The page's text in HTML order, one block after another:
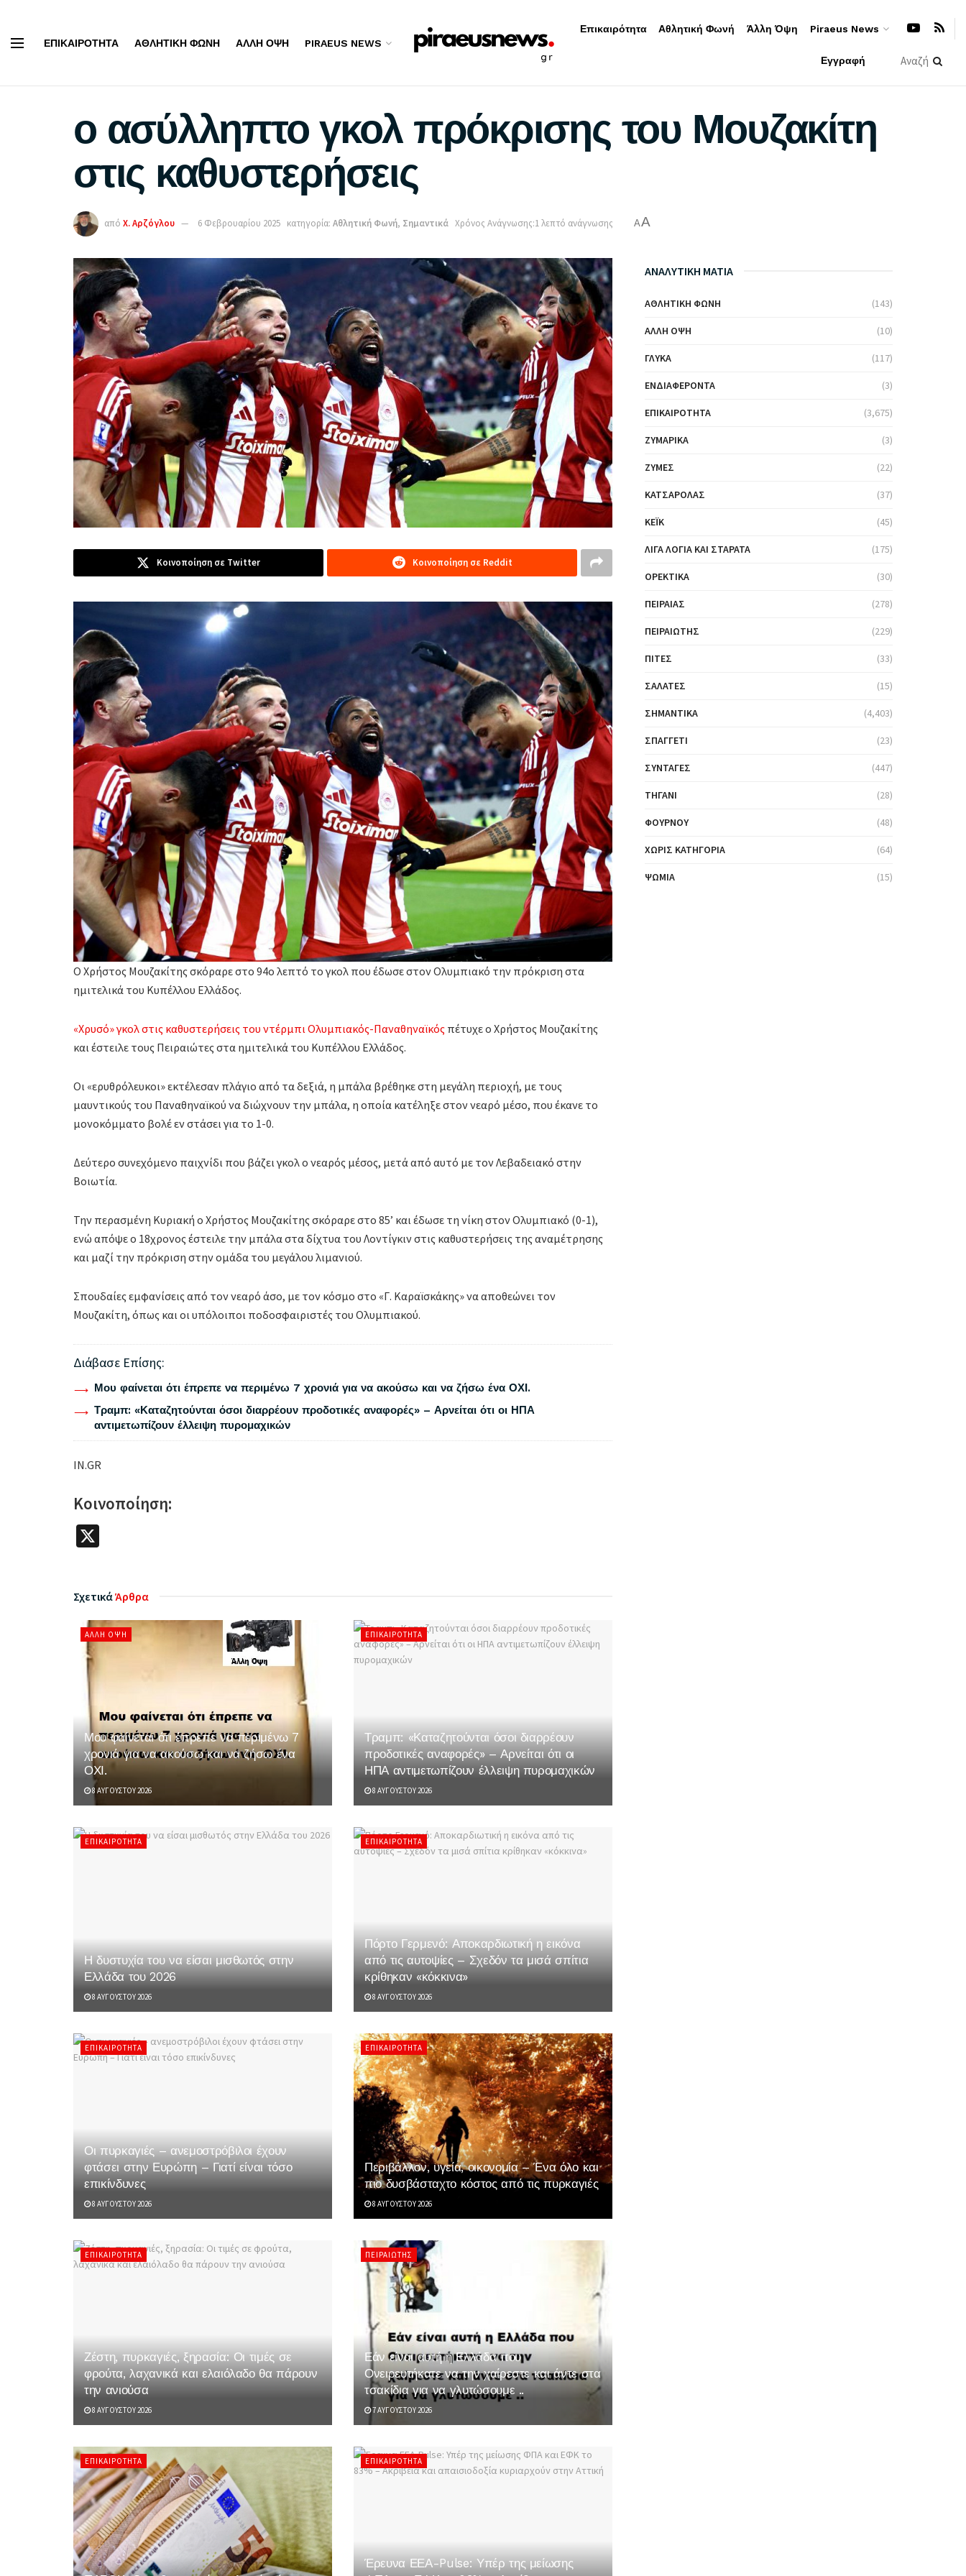
ΕΠΙΚΑΙΡΌΤΗΤΑ ΑΘΛΗΤΙΚΉ ΦΩΝΉ ΆΛΛΗ ΌΨΗ PIRAEUS NEWS
Επικαιρότητα Αθλητική Φωνή Άλλη Όψη Piraeus News
Εγγραφή
ο ασύλληπτο γκολ πρόκρισης του Μουζακίτη
στις καθυστερήσεις
από Χ. Αρζόγλου 6 Φεβρουαρίου 2025 κατηγορία: Αθλητική Φωνή, Σημαντικά Χρόνος Ανάγνωσης:1 λεπτό ανάγνωσης AA
Κοινοποίηση σε Twitter Κοινοποίηση σε Reddit
Ο Χρήστος Μουζακίτης σκόραρε στο 94ο λεπτό το γκολ που έδωσε στον Ολυμπιακό την πρόκριση στα
ημιτελικά του Κυπέλλου Ελλάδος.
«Χρυσό» γκολ στις καθυστερήσεις του ντέρμπι Ολυμπιακός-Παναθηναϊκός πέτυχε ο Χρήστος Μουζακίτης
και έστειλε τους Πειραιώτες στα ημιτελικά του Κυπέλλου Ελλάδος.
Οι «ερυθρόλευκοι» εκτέλεσαν πλάγιο από τα δεξιά, η μπάλα βρέθηκε στη μεγάλη περιοχή, με τους
μαυντικούς του Παναθηναϊκού να διώχνουν την μπάλα, η οποία κατέληξε στον νεαρό μέσο, που έκανε το
μονοκόμματο βολέ εν στάσει για το 1-0.
Δεύτερο συνεχόμενο παιχνίδι που βάζει γκολ ο νεαρός μέσος, μετά από αυτό με τον Λεβαδειακό στην
Βοιωτία.
Την περασμένη Κυριακή ο Χρήστος Μουζακίτης σκόραρε στο 85’ και έδωσε τη νίκη στον Ολυμπιακό (0-1),
ενώ απόψε ο 18χρονος έστειλε την μπάλα στα δίχτυα του Λοντίγκιν στις καθυστερήσεις της αναμέτρησης
και μαζί την πρόκριση στην ομάδα του μεγάλου λιμανιού.
Σπουδαίες εμφανίσεις από τον νεαρό άσο, με τον κόσμο στο «Γ. Καραϊσκάκης» να αποθεώνει τον
Μουζακίτη, όπως και οι υπόλοιποι ποδοσφαιριστές του Ολυμπιακού.
Διάβασε Επίσης:
Μου φαίνεται ότι έπρεπε να περιμένω 7 χρονιά για να ακούσω και να ζήσω ένα ΟΧΙ.
Τραμπ: «Καταζητούνται όσοι διαρρέουν προδοτικές αναφορές» – Αρνείται ότι οι ΗΠΑ
αντιμετωπίζουν έλλειψη πυρομαχικών
IN.GR
Κοινοποίηση:
ΣχετικάΆρθρα
ΆΛΛΗ ΌΨΗ
Μου φαίνεται ότι έπρεπε να περιμένω 7
χρονιά για να ακούσω και να ζήσω ένα
ΟΧΙ.
8 ΑΥΓΟΎΣΤΟΥ 2026
ΕΠΙΚΑΙΡΌΤΗΤΑ
Τραμπ: «Καταζητούνται όσοι διαρρέουν
προδοτικές αναφορές» – Αρνείται ότι οι
ΗΠΑ αντιμετωπίζουν έλλειψη πυρομαχικών
8 ΑΥΓΟΎΣΤΟΥ 2026
ΕΠΙΚΑΙΡΌΤΗΤΑ
Η δυστυχία του να είσαι μισθωτός στην
Ελλάδα του 2026
8 ΑΥΓΟΎΣΤΟΥ 2026
ΕΠΙΚΑΙΡΌΤΗΤΑ
Πόρτο Γερμενό: Αποκαρδιωτική η εικόνα
από τις αυτοψίες – Σχεδόν τα μισά σπίτια
κρίθηκαν «κόκκινα»
8 ΑΥΓΟΎΣΤΟΥ 2026
ΕΠΙΚΑΙΡΌΤΗΤΑ
Οι πυρκαγιές – ανεμοστρόβιλοι έχουν
φτάσει στην Ευρώπη – Γιατί είναι τόσο
επικίνδυνες
8 ΑΥΓΟΎΣΤΟΥ 2026
ΕΠΙΚΑΙΡΌΤΗΤΑ
Περιβάλλον, υγεία, οικονομία – Ένα όλο και
πιο δυσβάσταχτο κόστος από τις πυρκαγιές
8 ΑΥΓΟΎΣΤΟΥ 2026
ΕΠΙΚΑΙΡΌΤΗΤΑ
Ζέστη, πυρκαγιές, ξηρασία: Οι τιμές σε
φρούτα, λαχανικά και ελαιόλαδο θα πάρουν
την ανιούσα
8 ΑΥΓΟΎΣΤΟΥ 2026
ΠΕΙΡΑΙΏΤΗΣ
Εάν είναι αυτή η Ελλάδα που
Ονειρευτήκατε να την χαίρεστε και άντε στα
τσακίδια για να γλυτώσουμε ..
7 ΑΥΓΟΎΣΤΟΥ 2026
ΕΠΙΚΑΙΡΌΤΗΤΑ ΕΠΙΚΑΙΡΌΤΗΤΑ
Έρευνα ΕΕΑ-Pulse: Υπέρ της μείωσης
ΑΝΑΛΥΤΙΚΗ ΜΑΤΙΑ
ΑΘΛΗΤΙΚΉ ΦΩΝΉ (143)
ΆΛΛΗ ΌΨΗ (10)
ΓΛΥΚΆ (117)
ΕΝΔΙΑΦΈΡΟΝΤΑ (3)
ΕΠΙΚΑΙΡΌΤΗΤΑ (3,675)
ΖΥΜΑΡΙΚΆ (3)
ΖΎΜΕΣ (22)
ΚΑΤΣΑΡΌΛΑΣ (37)
ΚΈΙΚ (45)
ΛΊΓΑ ΛΌΓΙΑ ΚΑΙ ΣΤΑΡΆΤΑ (175)
ΟΡΕΚΤΙΚΆ (30)
ΠΕΙΡΑΙΆΣ (278)
ΠΕΙΡΑΙΏΤΗΣ (229)
ΠΊΤΕΣ (33)
ΣΑΛΆΤΕΣ (15)
ΣΗΜΑΝΤΙΚΆ (4,403)
ΣΠΑΓΓΈΤΙ (23)
ΣΥΝΤΑΓΈΣ (447)
ΤΗΓΆΝΙ (28)
ΦΟΎΡΝΟΥ (48)
ΧΩΡΊΣ ΚΑΤΗΓΟΡΊΑ (64)
ΨΩΜΙΆ (15)